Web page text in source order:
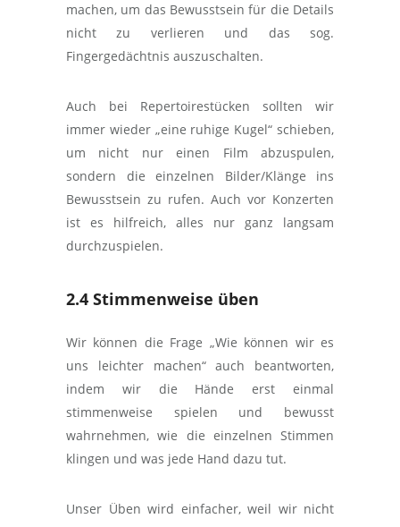
machen, um das Bewusstsein für die Details
nicht zu verlieren und das sog.
Fingergedächtnis auszuschalten.
Auch bei Repertoirestücken sollten wir
immer wieder „eine ruhige Kugel“ schieben,
um nicht nur einen Film abzuspulen,
sondern die einzelnen Bilder/Klänge ins
Bewusstsein zu rufen. Auch vor Konzerten
ist es hilfreich, alles nur ganz langsam
durchzuspielen.
2.4 Stimmenweise üben
Wir können die Frage „Wie können wir es
uns leichter machen“ auch beantworten,
indem wir die Hände erst einmal
stimmenweise spielen und bewusst
wahrnehmen, wie die einzelnen Stimmen
klingen und was jede Hand dazu tut.
Unser Üben wird einfacher, weil wir nicht